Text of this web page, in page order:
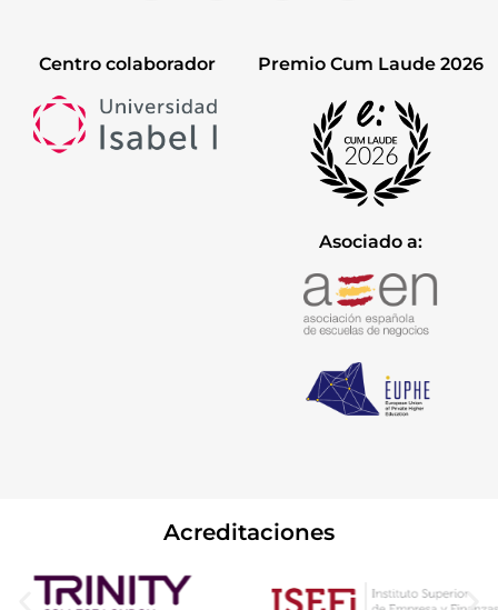
Centro colaborador Premio Cum Laude 2026
Asociado a:
Acreditaciones